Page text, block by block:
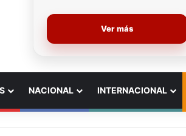
Ver más
NACIONAL INTERNACIONAL